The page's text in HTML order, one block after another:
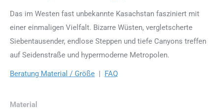
Das im Westen fast unbekannte Kasachstan fasziniert mit
einer einmaligen Vielfalt. Bizarre Wüsten, vergletscherte
Siebentausender, endlose Steppen und tiefe Canyons treffen
auf Seidenstraße und hypermoderne Metropolen.
Beratung Material / Größe | FAQ
Material